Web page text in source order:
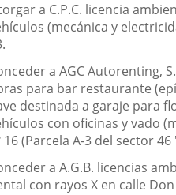
a C.P.C. licencia
(mecánica y
a AGC Autorenting,
para bar restaurante
destinada a garaje para
con oficinas y vado
16 (Parcela A-3 del sector 46
a A.G.B. licencias
con rayos X en calle